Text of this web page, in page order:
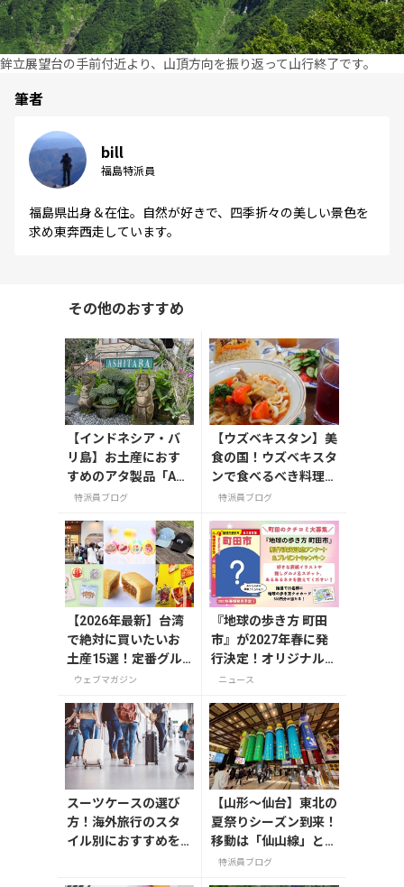
鉾立展望台の手前付近より、山頂方向を振り返って山行終了です。
筆者
bill
福島特派員
福島県出身＆在住。自然が好きで、四季折々の美しい景色を
求め東奔西走しています。
その他のおすすめ
【インドネシア・バ
リ島】お土産におす
すめのアタ製品「AS
HITABA」
特派員ブログ
【ウズベキスタン】美
食の国！ウズベキスタ
ンで食べるべき料理と
飲み物
特派員ブログ
【2026年最新】台湾
で絶対に買いたいお
土産15選！定番グル
メやかわいい雑貨、
ウェブマガジン
『地球の歩き方 町田
市』が2027年春に発
行決定！オリジナルグ
ッズが当たる発行記念
ニュース
スーツケースの選び
方！海外旅行のスタ
イル別におすすめを
【山形〜仙台】東北の
夏祭りシーズン到来！
移動は「仙山線」と
「高速バス」どっちが
特派員ブログ